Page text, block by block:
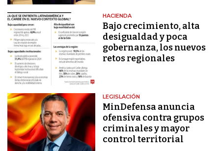
HACIENDA
Bajo crecimiento, alta
desigualdad y poca
gobernanza, los nuevos
retos regionales
LEGISLACIÓN
MinDefensa anuncia
ofensiva contra grupos
criminales y mayor
control territorial